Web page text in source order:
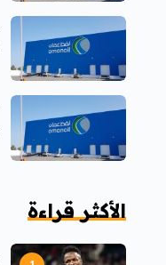
الأكثر قراءة